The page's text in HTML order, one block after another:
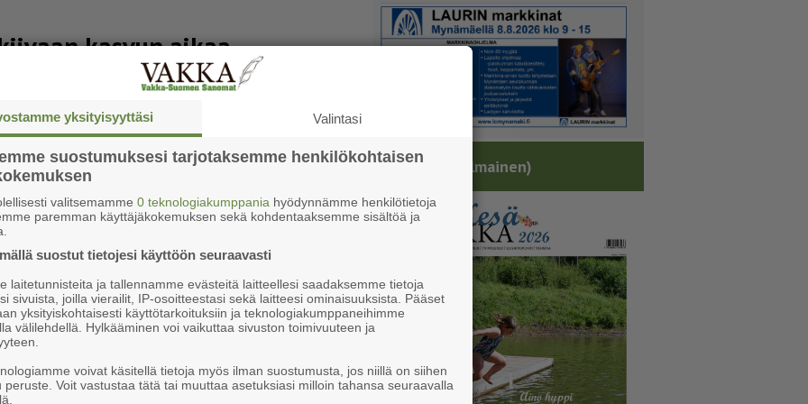
kasvun aikaa
ar­vi­oi­daan al­ka­van ju­han­nuk­se­na.
toivoa antoisasta sadosta
mut­ta on­nis­tu­mi­sen mah­dol­li­suu­det
su­ku­pol­vil­le
kortin varassa
vil­je­ly­kier­toon.
Kesälehti (ilmainen)
yksityisyyttäsi Valintasi
suostumuksesi tarjotaksemme henkilökohtaisen
valitsemamme 0 teknologiakumppania hyödynnämme henkilötietoja
paremman käyttäjäkokemuksen sekä kohdentaaksemme sisältöä ja
suostut tietojesi käyttöön seuraavasti
laitetunnisteita ja tallennamme evästeitä laitteellesi saadaksemme tietoja
sivuista, joilla vierailit, IP-osoitteestasi sekä laitteesi ominaisuuksista. Pääset
yksityiskohtaisesti käyttötarkoituksiin ja teknologiakumppaneihimme
välilehdellä. Hylkääminen voi vaikuttaa sivuston toimivuuteen ja
voivat käsitellä tietoja myös ilman suostumusta, jos niillä on siihen
peruste. Voit vastustaa tätä tai muuttaa asetuksiasi milloin tahansa seuraavalla